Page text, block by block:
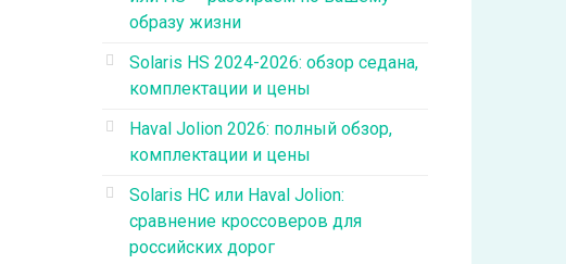
образу жизни
Solaris HS 2024-2026: обзор седана,
комплектации и цены
Haval Jolion 2026: полный обзор,
комплектации и цены
Solaris HC или Haval Jolion:
сравнение кроссоверов для
российских дорог